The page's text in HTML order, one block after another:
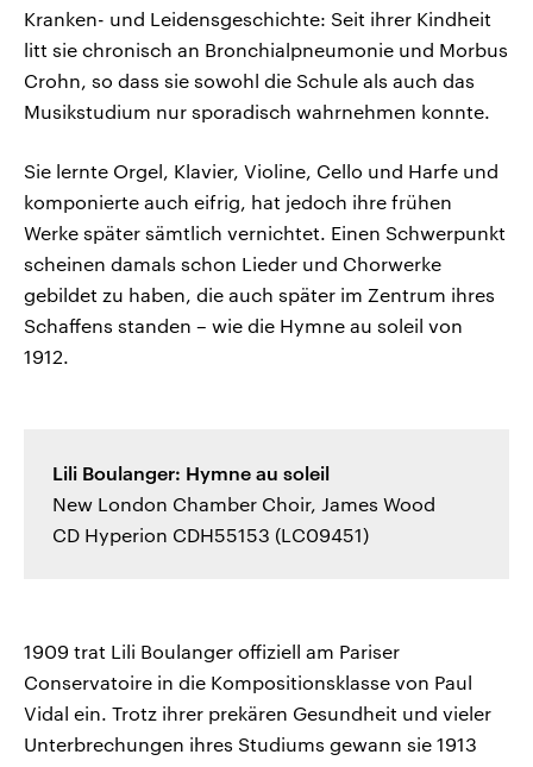
Kranken- und Leidensgeschichte: Seit ihrer Kindheit
litt sie chronisch an Bronchialpneumonie und Morbus
Crohn, so dass sie sowohl die Schule als auch das
Musikstudium nur sporadisch wahrnehmen konnte.
Sie lernte Orgel, Klavier, Violine, Cello und Harfe und
komponierte auch eifrig, hat jedoch ihre frühen
Werke später sämtlich vernichtet. Einen Schwerpunkt
scheinen damals schon Lieder und Chorwerke
gebildet zu haben, die auch später im Zentrum ihres
Schaffens standen – wie die Hymne au soleil von
1912.
Lili Boulanger: Hymne au soleil
New London Chamber Choir, James Wood
CD Hyperion CDH55153 (LC09451)
1909 trat Lili Boulanger offiziell am Pariser
Conservatoire in die Kompositionsklasse von Paul
Vidal ein. Trotz ihrer prekären Gesundheit und vieler
Unterbrechungen ihres Studiums gewann sie 1913